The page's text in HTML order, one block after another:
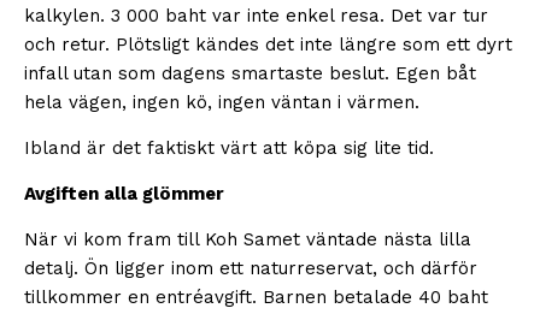
kalkylen. 3 000 baht var inte enkel resa. Det var tur
och retur. Plötsligt kändes det inte längre som ett dyrt
infall utan som dagens smartaste beslut. Egen båt
hela vägen, ingen kö, ingen väntan i värmen.
Ibland är det faktiskt värt att köpa sig lite tid.
Avgiften alla glömmer
När vi kom fram till Koh Samet väntade nästa lilla
detalj. Ön ligger inom ett naturreservat, och därför
tillkommer en entréavgift. Barnen betalade 40 baht